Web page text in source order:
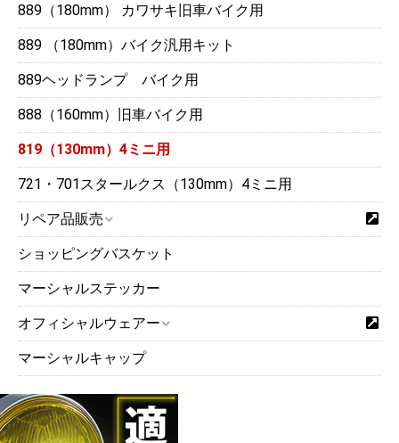
889（180mm） カワサキ旧車バイク用
889 （180mm）バイク汎用キット
889ヘッドランプ バイク用
888（160mm）旧車バイク用
819（130mm）4ミニ用
721・701スタールクス（130mm）4ミニ用
リペア品販売
ショッピングバスケット
マーシャルステッカー
オフィシャルウェアー
マーシャルキャップ